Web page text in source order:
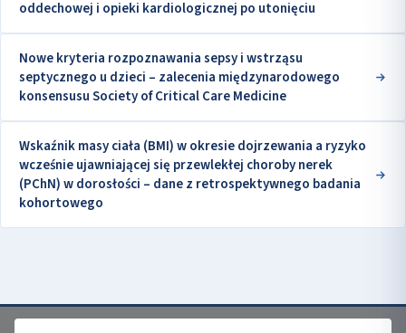
oddechowej i opieki kardiologicznej po utonięciu
Nowe kryteria rozpoznawania sepsy i wstrząsu
septycznego u dzieci – zalecenia międzynarodowego
konsensusu Society of Critical Care Medicine
Wskaźnik masy ciała (BMI) w okresie dojrzewania a ryzyko
wcześnie ujawniającej się przewlekłej choroby nerek
(PChN) w dorosłości – dane z retrospektywnego badania
kohortowego